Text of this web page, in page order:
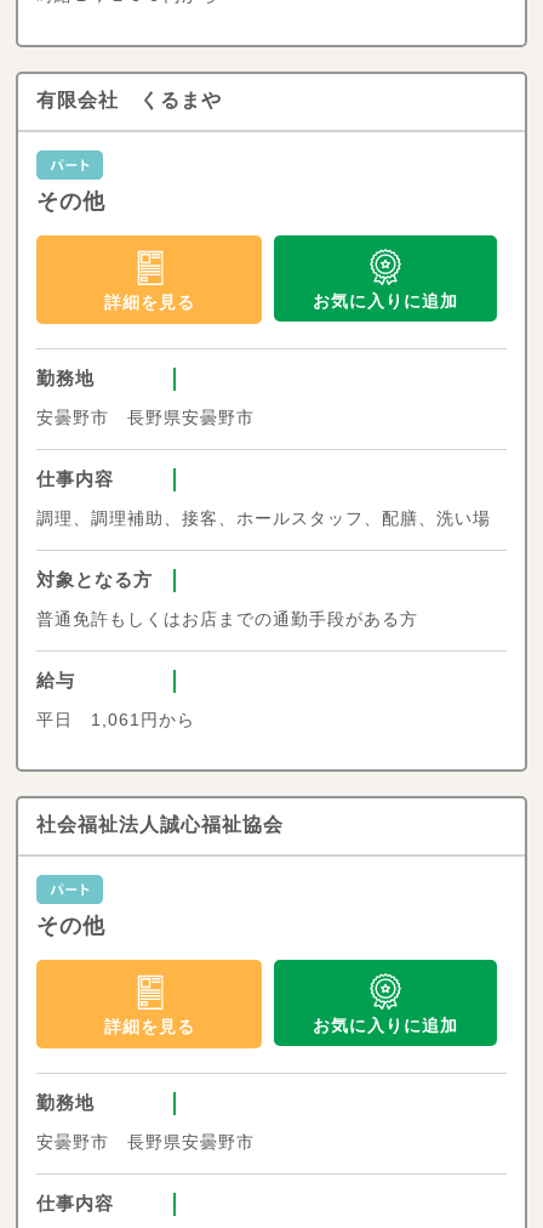
有限会社 くるまや
その他
詳細を見る お気に入りに追加
勤務地
安曇野市 長野県安曇野市
仕事内容
調理、調理補助、接客、ホールスタッフ、配膳、洗い場
対象となる方
普通免許もしくはお店までの通勤手段がある方
給与
平日 1,061円から
社会福祉法人誠心福祉協会
その他
詳細を見る お気に入りに追加
勤務地
安曇野市 長野県安曇野市
仕事内容